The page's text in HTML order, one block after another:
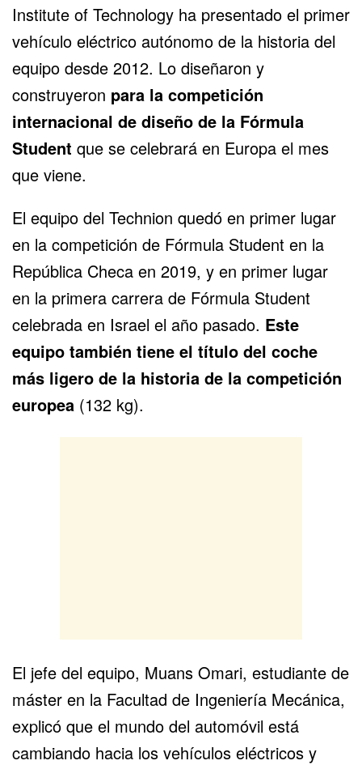
Institute of Technology ha presentado el primer
vehículo eléctrico autónomo de la historia del
equipo desde 2012. Lo diseñaron y
construyeron para la competición
internacional de diseño de la Fórmula
Student que se celebrará en Europa el mes
que viene.
El equipo del Technion quedó en primer lugar
en la competición de Fórmula Student en la
República Checa en 2019, y en primer lugar
en la primera carrera de Fórmula Student
celebrada en Israel el año pasado. Este
equipo también tiene el título del coche
más ligero de la historia de la competición
europea (132 kg).
El jefe del equipo, Muans Omari, estudiante de
máster en la Facultad de Ingeniería Mecánica,
explicó que el mundo del automóvil está
cambiando hacia los vehículos eléctricos y